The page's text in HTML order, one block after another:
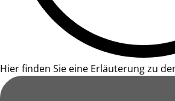
Hier finden Sie eine Erläuterung zu